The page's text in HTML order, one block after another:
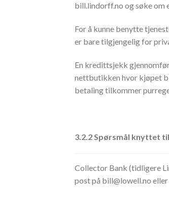
bill.lindorff.no og søke om
For å kunne benytte
er bare tilgjengelig for
En kredittsjekk
nettbutikken hvor kjøpet
betaling tilkommer
3.2.2 Spørsmål knyttet
Collector Bank (tidligere
post på bill@lowell.no